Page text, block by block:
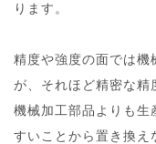
ります。
精度や強度の面では機
が、それほど精密な精
機械加工部品よりも生
すいことから置き換え